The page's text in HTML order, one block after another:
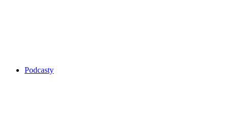
Podcasty